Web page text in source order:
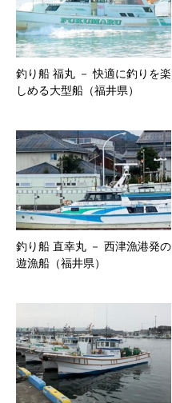
釣り船 福丸 － 快適に釣りを楽
しめる大型船（福井県）
釣り船 直幸丸 － 西津漁港発の
遊漁船（福井県）